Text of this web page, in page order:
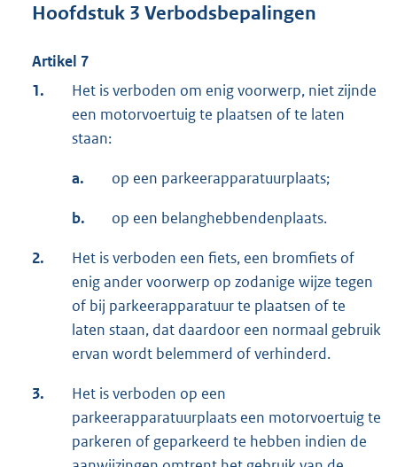
Hoofdstuk 3 Verbodsbepalingen
Artikel 7
1.
Het is verboden om enig voorwerp, niet zijnde
een motorvoertuig te plaatsen of te laten
staan:
a. op een parkeerapparatuurplaats;
b. op een belanghebbendenplaats.
2.
Het is verboden een fiets, een bromfiets of
enig ander voorwerp op zodanige wijze tegen
of bij parkeerapparatuur te plaatsen of te
laten staan, dat daardoor een normaal gebruik
ervan wordt belemmerd of verhinderd.
3.
Het is verboden op een
parkeerapparatuurplaats een motorvoertuig te
parkeren of geparkeerd te hebben indien de